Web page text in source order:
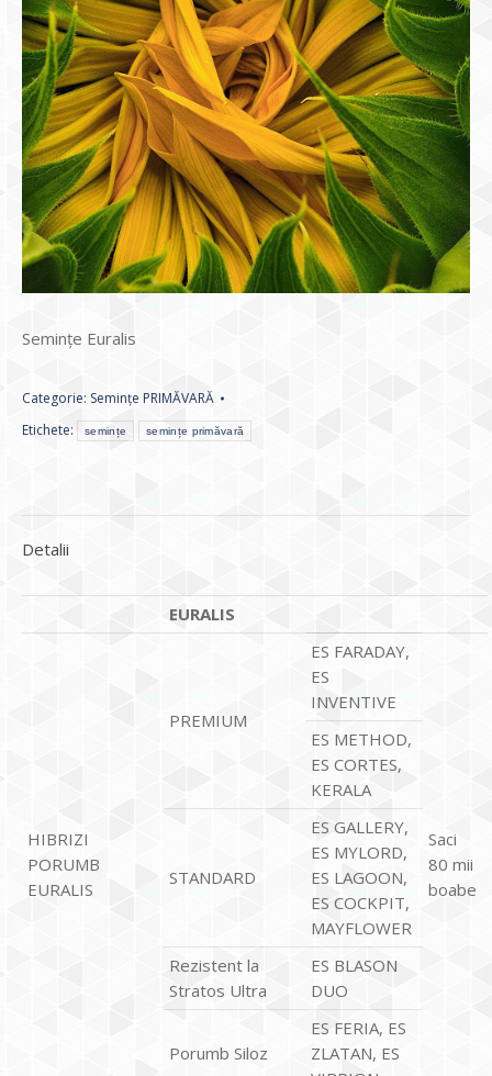
Semințe Euralis
Categorie: Semințe PRIMĂVARĂ
Etichete:
semințe semințe primăvară
Detalii
EURALIS
HIBRIZI
PORUMB
EURALIS
PREMIUM
ES FARADAY,
ES
INVENTIVE
Saci
80 mii
boabe
ES METHOD,
ES CORTES,
KERALA
STANDARD
ES GALLERY,
ES MYLORD,
ES LAGOON,
ES COCKPIT,
MAYFLOWER
Rezistent la
Stratos Ultra
ES BLASON
DUO
Porumb Siloz
ES FERIA, ES
ZLATAN, ES